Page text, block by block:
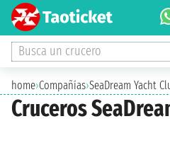
Busca un crucero
home›Compañías›SeaDream Yacht
Cruceros